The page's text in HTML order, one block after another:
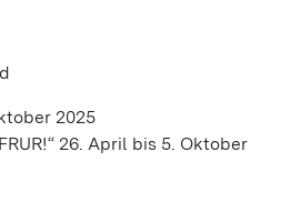
2025
26. April bis 5. Oktober